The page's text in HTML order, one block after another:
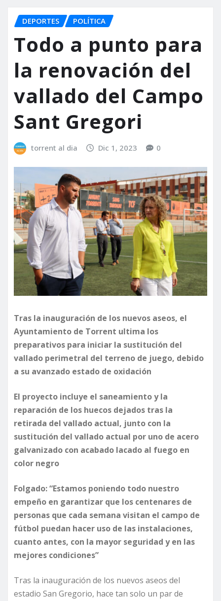
DEPORTES POLÍTICA
Todo a punto para
la renovación del
vallado del Campo
Sant Gregori
torrent al dia Dic 1, 2023 0
Tras la inauguración de los nuevos aseos, el
Ayuntamiento de Torrent ultima los
preparativos para iniciar la sustitución del
vallado perimetral del terreno de juego, debido
a su avanzado estado de oxidación
El proyecto incluye el saneamiento y la
reparación de los huecos dejados tras la
retirada del vallado actual, junto con la
sustitución del vallado actual por uno de acero
galvanizado con acabado lacado al fuego en
color negro
Folgado: “Estamos poniendo todo nuestro
empeño en garantizar que los centenares de
personas que cada semana visitan el campo de
fútbol puedan hacer uso de las instalaciones,
cuanto antes, con la mayor seguridad y en las
mejores condiciones”
Tras la inauguración de los nuevos aseos del
estadio San Gregorio, hace tan solo un par de